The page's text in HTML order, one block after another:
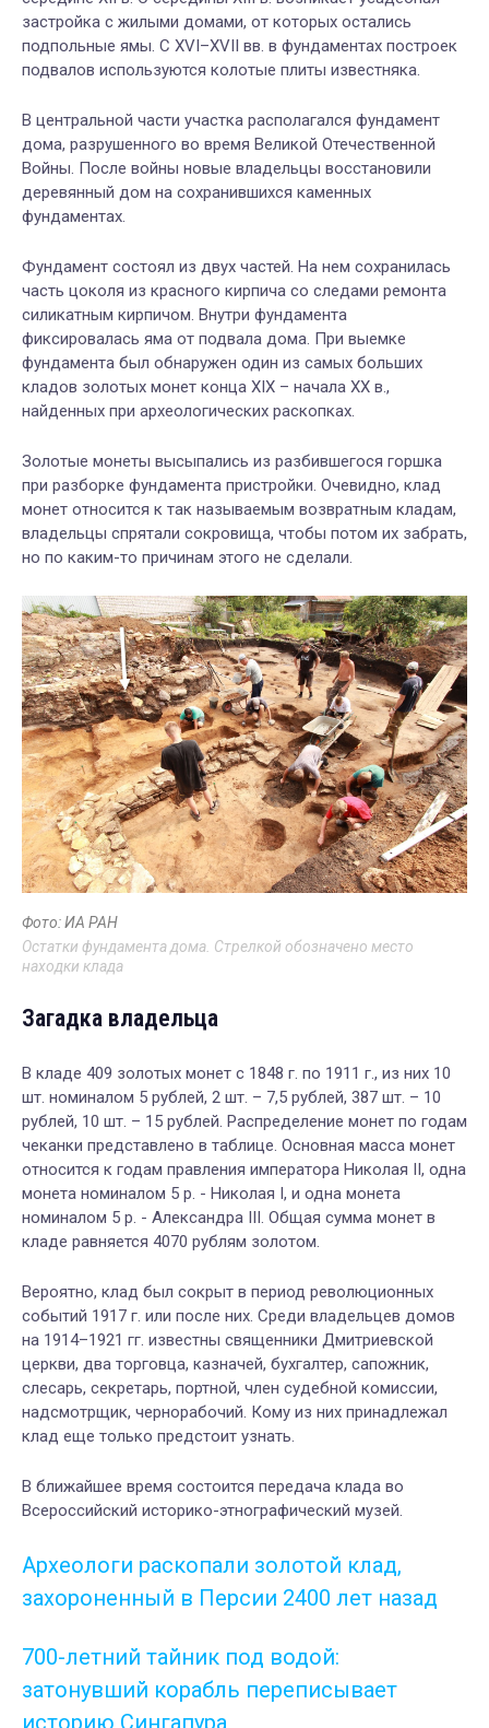
застройка с жилыми домами, от которых остались
подпольные ямы. С XVI–XVII вв. в фундаментах построек
подвалов используются колотые плиты известняка.
В центральной части участка располагался фундамент
дома, разрушенного во время Великой Отечественной
Войны. После войны новые владельцы восстановили
деревянный дом на сохранившихся каменных
фундаментах.
Фундамент состоял из двух частей. На нем сохранилась
часть цоколя из красного кирпича со следами ремонта
силикатным кирпичом. Внутри фундамента
фиксировалась яма от подвала дома. При выемке
фундамента был обнаружен один из самых больших
кладов золотых монет конца XIX – начала XX в.,
найденных при археологических раскопках.
Золотые монеты высыпались из разбившегося горшка
при разборке фундамента пристройки. Очевидно, клад
монет относится к так называемым возвратным кладам,
владельцы спрятали сокровища, чтобы потом их забрать,
но по каким-то причинам этого не сделали.
Фото: ИА РАН
Остатки фундамента дома. Стрелкой обозначено место
находки клада
Загадка владельца
В кладе 409 золотых монет с 1848 г. по 1911 г., из них 10
шт. номиналом 5 рублей, 2 шт. – 7,5 рублей, 387 шт. – 10
рублей, 10 шт. – 15 рублей. Распределение монет по годам
чеканки представлено в таблице. Основная масса монет
относится к годам правления императора Николая II, одна
монета номиналом 5 р. - Николая I, и одна монета
номиналом 5 р. - Александра III. Общая сумма монет в
кладе равняется 4070 рублям золотом.
Вероятно, клад был сокрыт в период революционных
событий 1917 г. или после них. Среди владельцев домов
на 1914–1921 гг. известны священники Дмитриевской
церкви, два торговца, казначей, бухгалтер, сапожник,
слесарь, секретарь, портной, член судебной комиссии,
надсмотрщик, чернорабочий. Кому из них принадлежал
клад еще только предстоит узнать.
В ближайшее время состоится передача клада во
Всероссийский историко-этнографический музей.
Археологи раскопали золотой клад,
захороненный в Персии 2400 лет назад
700-летний тайник под водой:
затонувший корабль переписывает
историю Сингапура